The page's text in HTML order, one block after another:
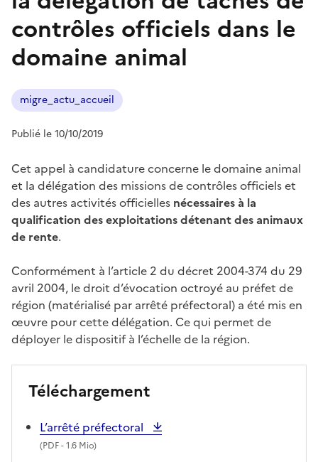
contrôles officiels dans le
domaine animal
migre_actu_accueil
Publié le 10/10/2019
Cet appel à candidature concerne le domaine animal
et la délégation des missions de contrôles officiels et
des autres activités officielles nécessaires à la
qualification des exploitations détenant des animaux
de rente.
Conformément à l’article 2 du décret 2004-374 du 29
avril 2004, le droit d’évocation octroyé au préfet de
région (matérialisé par arrêté préfectoral) a été mis en
œuvre pour cette délégation. Ce qui permet de
déployer le dispositif à l’échelle de la région.
Téléchargement
L’arrêté préfectoral
(PDF- 1.6 Mio)